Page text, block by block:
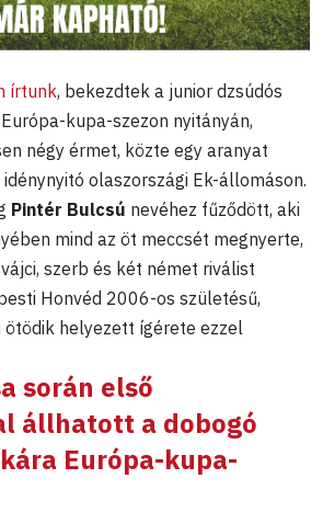
írtunk, bekezdtek a junior dzsúdós
kupa-szezon nyitányán,
négy érmet, közte egy aranyat
olaszországi Ek-állomáson.
Pintér Bulcsú nevéhez fűződött, aki
mind az öt meccsét megnyerte,
szerb és két német riválist
Honvéd 2006-os születésű,
ötödik helyezett ígérete ezzel
során első
állhatott a dobogó
Európa-kupa-